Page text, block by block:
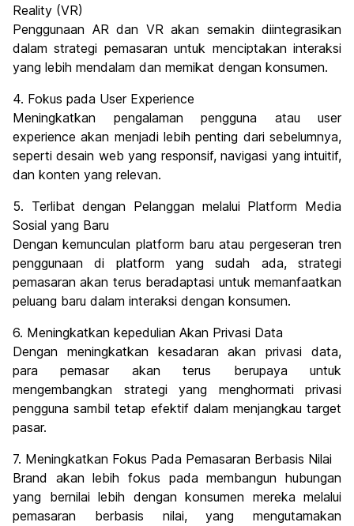
Reality (VR)
Penggunaan AR dan VR akan semakin diintegrasikan
dalam strategi pemasaran untuk menciptakan interaksi
yang lebih mendalam dan memikat dengan konsumen.
4. Fokus pada User Experience
Meningkatkan pengalaman pengguna atau user
experience akan menjadi lebih penting dari sebelumnya,
seperti desain web yang responsif, navigasi yang intuitif,
dan konten yang relevan.
5. Terlibat dengan Pelanggan melalui Platform Media
Sosial yang Baru
Dengan kemunculan platform baru atau pergeseran tren
penggunaan di platform yang sudah ada, strategi
pemasaran akan terus beradaptasi untuk memanfaatkan
peluang baru dalam interaksi dengan konsumen.
6. Meningkatkan kepedulian Akan Privasi Data
Dengan meningkatkan kesadaran akan privasi data,
para pemasar akan terus berupaya untuk
mengembangkan strategi yang menghormati privasi
pengguna sambil tetap efektif dalam menjangkau target
pasar.
7. Meningkatkan Fokus Pada Pemasaran Berbasis Nilai
Brand akan lebih fokus pada membangun hubungan
yang bernilai lebih dengan konsumen mereka melalui
pemasaran berbasis nilai, yang mengutamakan